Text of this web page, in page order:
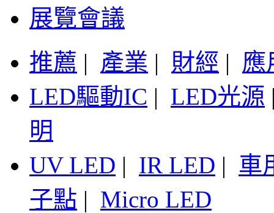
展覽會議
推薦 | 產業 | 財經 | 應
LED驅動IC | LED光源
明
UV LED | IR LED | 車
子點 | Micro LED